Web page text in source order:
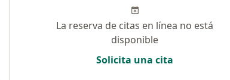
La reserva de citas en línea no está
disponible
Solicita una cita